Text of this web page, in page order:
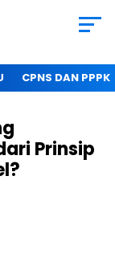
CPNS DAN PPPK
Prinsip